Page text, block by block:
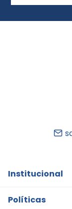
Institucional
Quem somos
Políticas